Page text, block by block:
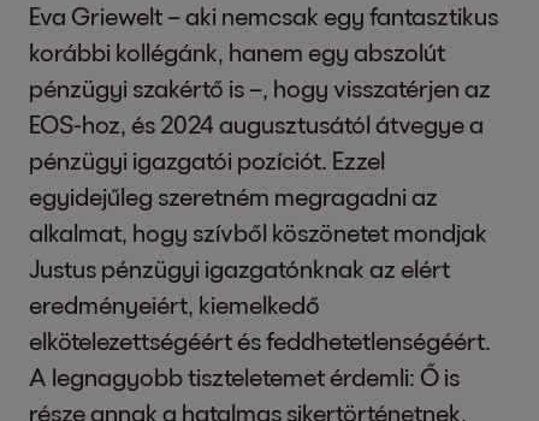
Eva Griewelt – aki nemcsak egy fantasztikus
korábbi kollégánk, hanem egy abszolút
pénzügyi szakértő is –, hogy visszatérjen az
EOS-hoz, és 2024 augusztusától átvegye a
pénzügyi igazgatói pozíciót. Ezzel
egyidejűleg szeretném megragadni az
alkalmat, hogy szívből köszönetet mondjak
Justus pénzügyi igazgatónknak az elért
eredményeiért, kiemelkedő
elkötelezettségéért és feddhetetlenségéért.
A legnagyobb tiszteletemet érdemli: Ő is
része annak a hatalmas sikertörténetnek,